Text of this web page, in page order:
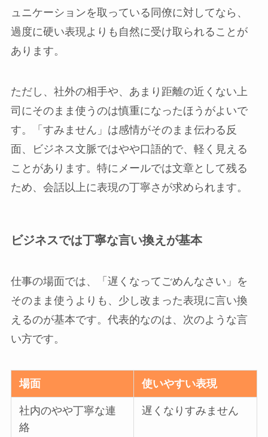
ュニケーションを取っている同僚に対してなら、
過度に硬い表現よりも自然に受け取られることが
あります。
ただし、社外の相手や、あまり距離の近くない上
司にそのまま使うのは慎重になったほうがよいで
す。「すみません」は感情がそのまま伝わる反
面、ビジネス文脈ではやや口語的で、軽く見える
ことがあります。特にメールでは文章として残る
ため、会話以上に表現の丁寧さが求められます。
ビジネスでは丁寧な言い換えが基本
仕事の場面では、「遅くなってごめんなさい」を
そのまま使うよりも、少し改まった表現に言い換
えるのが基本です。代表的なのは、次のような言
い方です。
場面 使いやすい表現
社内のやや丁寧な連
絡
遅くなりすみません